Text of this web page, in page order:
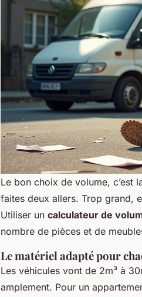
Le bon choix de volume, c’est
faites deux allers. Trop grand,
Utiliser un calculateur de
nombre de pièces et de
Le matériel adapté pour
Les véhicules vont de 2m³ à
amplement. Pour un